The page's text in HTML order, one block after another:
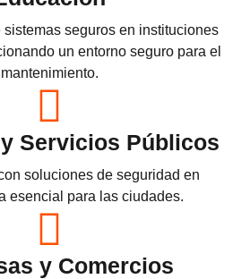
sistemas seguros en instituciones
un entorno seguro para el
mantenimiento.
Servicios Públicos
soluciones de seguridad en
esencial para las ciudades.
y Comercios